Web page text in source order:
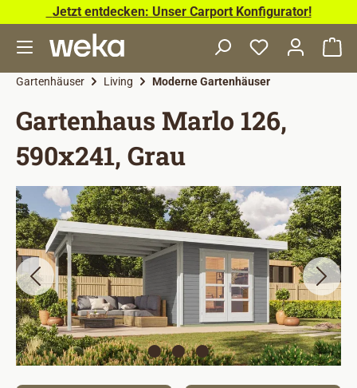
Zum Hauptinhalt springen
Jetzt entdecken: Unser Carport Konfigurator!
Gartenhäuser Living Moderne Gartenhäuser
Gartenhaus Marlo 126,
590x241, Grau
Bildergalerie überspringen